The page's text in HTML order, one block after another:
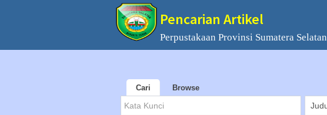
Pencarian Artikel
Perpustakaan Provinsi Sumatera Selatan
Cari Browse